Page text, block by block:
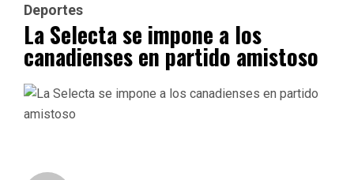
Deportes
La Selecta se impone a los
canadienses en partido amistoso